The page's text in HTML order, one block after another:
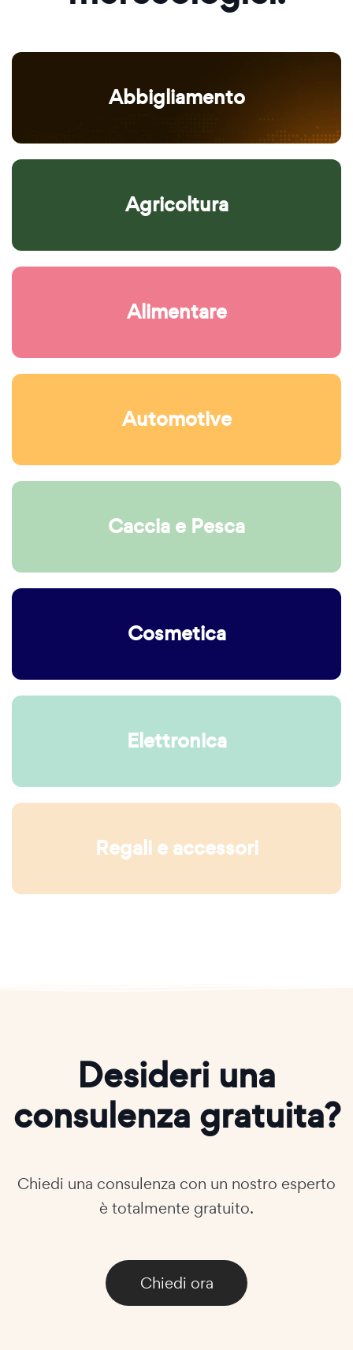
Abbigliamento
Agricoltura
Alimentare
Automotive
Caccia e Pesca
Cosmetica
Elettronica
Regali e accessori
Desideri una
consulenza gratuita?
Chiedi una consulenza con un nostro esperto
è totalmente gratuito.
Chiedi ora